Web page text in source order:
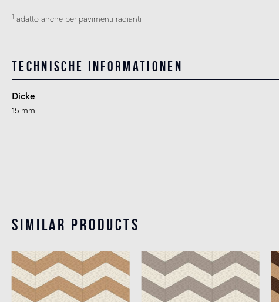
adatto anche per pavimenti radianti
Technische Informationen
Dicke
15 mm
Similar products